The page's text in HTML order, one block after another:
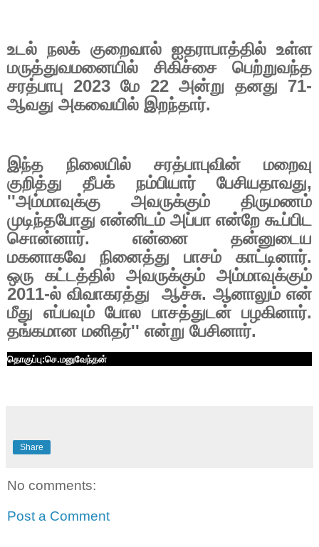
உடல் நலக் குறைவால் ஐதராபாத்தில் உள்ள
மருத்துவமனையில் சிகிச்சை பெற்றுவந்த
சரத்பாபு 2023 மே 22 அன்று தனது 71-
ஆவது அகவையில் இறந்தார்.
இந்த நிலையில் சரத்பாபுவின் மறைவு
குறித்து தீபக் நம்பியார் பேசியதாவது,
''அம்மாவுக்கு அவருக்கும் திருமணம்
முடிந்தபோது என்னிடம் அப்பா என்றே கூப்பிட
சொன்னார். என்னை தன்னுடைய
மகனாகவே நினைத்து பாசம் காட்டினார்.
ஒரு கட்டத்தில் அவருக்கும் அம்மாவுக்கும்
2011-ல் விவாகரத்து
ஆச்சு. ஆனாலும் என்
மீது எப்பவும் போல பாசத்துடன் பழகினார்.
தங்கமான மனிதர்'' என்று பேசினார்.
தொகுப்பு:செ.மனுவேந்தன்
Share
No comments:
Post a Comment